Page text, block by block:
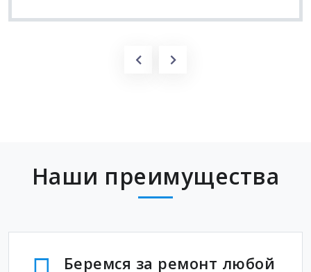
Наши преимущества
Беремся за ремонт любой